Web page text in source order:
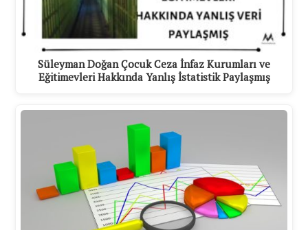
Süleyman Doğan Çocuk Ceza İnfaz Kurumları ve
Eğitimevleri Hakkında Yanlış İstatistik Paylaşmış